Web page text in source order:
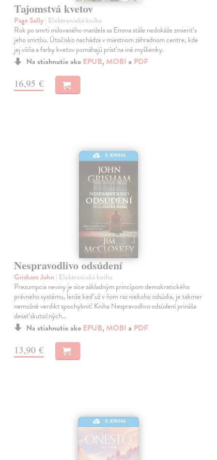
Tajomstvá kvetov
Page Sally| Elektronická kniha
Rok po smrti milovaného manžela sa Emma stále nedokáže zmieriť s
jeho smrťou. Útočisko nachádza v miestnom záhradnom centre, kde
jej vôňa a farby kvetov pomáhajú prísť na iné myšlienky.
Na stiahnutie ako EPUB, MOBI a PDF
16,95 €
E-KNIHA
Nespravodlivo odsúdení
Grisham John | Elektronická kniha
Prezumpcia neviny je síce základným princípom demokratického
právneho systému, lenže keď už v ňom raz niekoho odsúdia, je takmer
nemožné verdikt spochybniť. Kniha Nespravodlivo odsúdení prináša
desať skutočných…
Na stiahnutie ako EPUB, MOBI a PDF
13,90 €
E-KNIHA